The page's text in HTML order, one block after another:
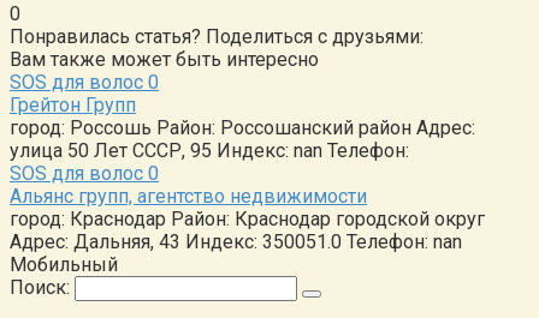
0
Понравилась статья? Поделиться с друзьями:
Вам также может быть интересно
SOS для волос 0
Грейтон Групп
город: Россошь Район: Россошанский район Адрес:
улица 50 Лет СССР, 95 Индекс: nan Телефон:
SOS для волос 0
Альянс групп, агентство недвижимости
город: Краснодар Район: Краснодар городской округ
Адрес: Дальняя, 43 Индекс: 350051.0 Телефон: nan
Мобильный
Поиск: